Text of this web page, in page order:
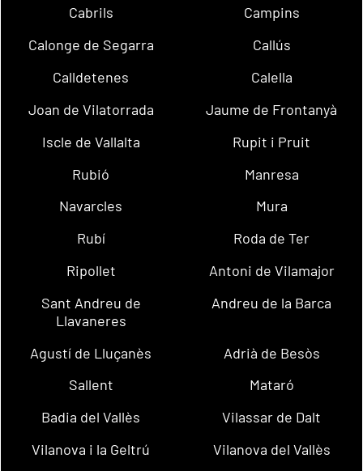
Cabrils
Campins
Calonge de Segarra
Callús
Calldetenes
Calella
Joan de Vilatorrada
Jaume de Frontanyà
Iscle de Vallalta
Rupit i Pruit
Rubió
Manresa
Navarcles
Mura
Rubí
Roda de Ter
Ripollet
Antoni de Vilamajor
Sant Andreu de
Llavaneres
Andreu de la Barca
Agustí de Lluçanès
Adrià de Besòs
Sallent
Mataró
Badia del Vallès
Vilassar de Dalt
Vilanova i la Geltrú
Vilanova del Vallès